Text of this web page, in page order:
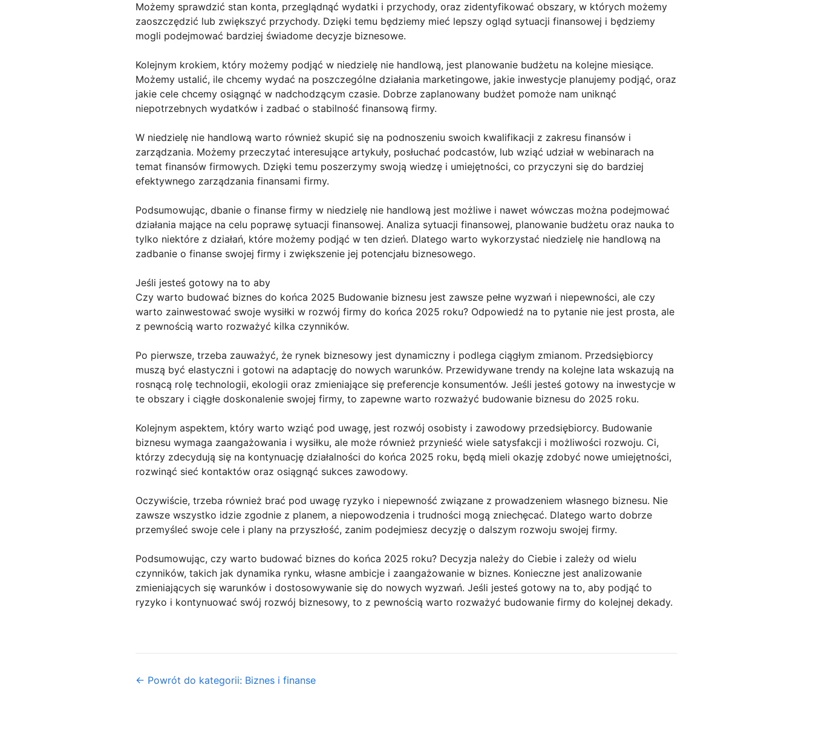
Możemy sprawdzić stan konta, przeglądnąć wydatki i przychody, oraz zidentyfikować obszary, w których możemy
zaoszczędzić lub zwiększyć przychody. Dzięki temu będziemy mieć lepszy ogląd sytuacji finansowej i będziemy
mogli podejmować bardziej świadome decyzje biznesowe.
Kolejnym krokiem, który możemy podjąć w niedzielę nie handlową, jest planowanie budżetu na kolejne miesiące.
Możemy ustalić, ile chcemy wydać na poszczególne działania marketingowe, jakie inwestycje planujemy podjąć, oraz
jakie cele chcemy osiągnąć w nadchodzącym czasie. Dobrze zaplanowany budżet pomoże nam uniknąć
niepotrzebnych wydatków i zadbać o stabilność finansową firmy.
W niedzielę nie handlową warto również skupić się na podnoszeniu swoich kwalifikacji z zakresu finansów i
zarządzania. Możemy przeczytać interesujące artykuły, posłuchać podcastów, lub wziąć udział w webinarach na
temat finansów firmowych. Dzięki temu poszerzymy swoją wiedzę i umiejętności, co przyczyni się do bardziej
efektywnego zarządzania finansami firmy.
Podsumowując, dbanie o finanse firmy w niedzielę nie handlową jest możliwe i nawet wówczas można podejmować
działania mające na celu poprawę sytuacji finansowej. Analiza sytuacji finansowej, planowanie budżetu oraz nauka to
tylko niektóre z działań, które możemy podjąć w ten dzień. Dlatego warto wykorzystać niedzielę nie handlową na
zadbanie o finanse swojej firmy i zwiększenie jej potencjału biznesowego.
Jeśli jesteś gotowy na to aby
Czy warto budować biznes do końca 2025 Budowanie biznesu jest zawsze pełne wyzwań i niepewności, ale czy
warto zainwestować swoje wysiłki w rozwój firmy do końca 2025 roku? Odpowiedź na to pytanie nie jest prosta, ale
z pewnością warto rozważyć kilka czynników.
Po pierwsze, trzeba zauważyć, że rynek biznesowy jest dynamiczny i podlega ciągłym zmianom. Przedsiębiorcy
muszą być elastyczni i gotowi na adaptację do nowych warunków. Przewidywane trendy na kolejne lata wskazują na
rosnącą rolę technologii, ekologii oraz zmieniające się preferencje konsumentów. Jeśli jesteś gotowy na inwestycje w
te obszary i ciągłe doskonalenie swojej firmy, to zapewne warto rozważyć budowanie biznesu do 2025 roku.
Kolejnym aspektem, który warto wziąć pod uwagę, jest rozwój osobisty i zawodowy przedsiębiorcy. Budowanie
biznesu wymaga zaangażowania i wysiłku, ale może również przynieść wiele satysfakcji i możliwości rozwoju. Ci,
którzy zdecydują się na kontynuację działalności do końca 2025 roku, będą mieli okazję zdobyć nowe umiejętności,
rozwinąć sieć kontaktów oraz osiągnąć sukces zawodowy.
Oczywiście, trzeba również brać pod uwagę ryzyko i niepewność związane z prowadzeniem własnego biznesu. Nie
zawsze wszystko idzie zgodnie z planem, a niepowodzenia i trudności mogą zniechęcać. Dlatego warto dobrze
przemyśleć swoje cele i plany na przyszłość, zanim podejmiesz decyzję o dalszym rozwoju swojej firmy.
Podsumowując, czy warto budować biznes do końca 2025 roku? Decyzja należy do Ciebie i zależy od wielu
czynników, takich jak dynamika rynku, własne ambicje i zaangażowanie w biznes. Konieczne jest analizowanie
zmieniających się warunków i dostosowywanie się do nowych wyzwań. Jeśli jesteś gotowy na to, aby podjąć to
ryzyko i kontynuować swój rozwój biznesowy, to z pewnością warto rozważyć budowanie firmy do kolejnej dekady.
← Powrót do kategorii: Biznes i finanse